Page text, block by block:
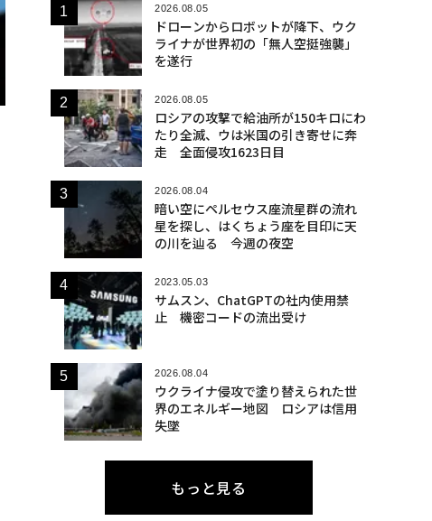
2026.08.05
ドローンからロボットが降下、ウク
ライナが世界初の「無人空挺強襲」
を遂行
2026.08.05
ロシアの攻撃で給油所が150キロにわ
たり全滅、ウは米国の引き寄せに奔
走 全面侵攻1623日目
2026.08.04
暗い空にペルセウス座流星群の流れ
星を探し、はくちょう座を目印に天
の川を辿る 今週の夜空
2023.05.03
サムスン、ChatGPTの社内使用禁
止 機密コードの流出受け
2026.08.04
ウクライナ侵攻で塗り替えられた世
界のエネルギー地図 ロシアは信用
失墜
もっと見る